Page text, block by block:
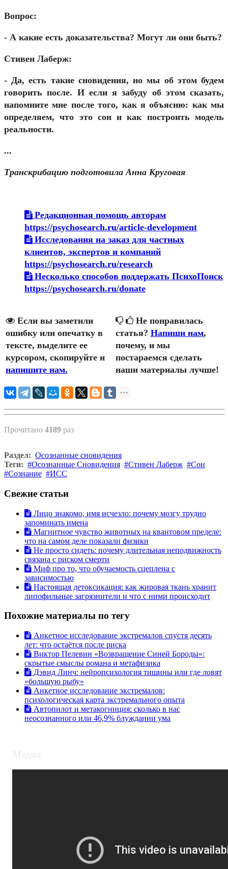
Вопрос:
- А какие есть доказательства? Могут ли они быть?
Стивен Лаберж:
- Да, есть такие сновидения, но мы об этом будем
говорить после. И если я забуду об этом сказать,
напомните мне после того, как я объясню: как мы
определяем, что это сон и как построить модель
реальности.
...
Транскрибацию подготовила Анна Круговая
Редакционная помощь авторам
https://psychosearch.ru/article-development
Исследования на заказ для частных
клиентов, экспертов и компаний
https://psychosearch.ru/research
Несколько способов поддержать ПсихоПоиск
https://psychosearch.ru/donate
Если вы заметили
ошибку или опечатку в
тексте, выделите ее
курсором, скопируйте и
напишите нам.
Не понравилась
статья? Напиши нам,
почему, и мы
постараемся сделать
наши материалы лучше!
Прочитано 4189 раз
Раздел: Осознанные сновидения
Теги:
Осознанные Сновидения Стивен Лаберж
Сон
Сознание
ИСС
Свежие статьи
Лицо знакомо, имя исчезло: почему мозгу трудно
запоминать имена
Магнитное чувство животных на квантовом пределе:
что на самом деле показали физики
Не просто сидеть: почему длительная неподвижность
связана с риском смерти
Миф про то, что обучаемость сцеплена с
зависимостью
Настоящая детоксикация: как жировая ткань хранит
липофильные загрязнители и что с ними происходит
Похожие материалы по тегу
Анкетное исследование экстремалов спустя десять
лет: что остаётся после риска
Виктор Пелевин «Возвращение Синей Бороды»:
скрытые смыслы романа и метафизика
Дэвид Линч: нейропсихология тишины или где ловят
«большую рыбу»
Анкетное исследование экстремалов:
психологическая карта экстремального опыта
Автопилот и метакогниция: сколько в нас
неосознанного или 46,9% блуждании ума